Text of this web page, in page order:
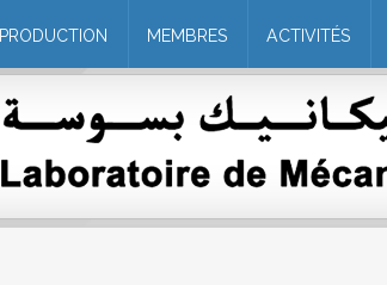
PRODUCTION MEMBRES ACTIVITÉS